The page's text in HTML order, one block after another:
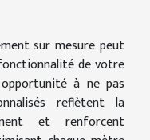
sur mesure peut
de votre
à ne pas
reflètent la
et renforcent